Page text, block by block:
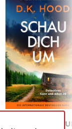
Schau dich